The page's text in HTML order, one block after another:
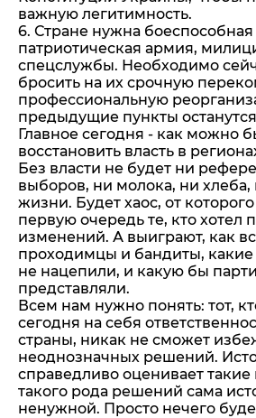
важную легитимность.
6. Стране нужна боеспособная
патриотическая армия,
спецслужбы. Необходимо
бросить на их срочную
профессиональную
предыдущие пункты
Главное сегодня - как можно
восстановить власть в
Без власти не будет ни
выборов, ни молока, ни
жизни. Будет хаос, от
первую очередь те, кто хотел
изменений. А выиграют, как
проходимцы и бандиты,
не нацепили, и какую бы
представляли.
Всем нам нужно понять: тот,
сегодня на себя
страны, никак не сможет
неоднозначных решений.
справедливо оценивает
такого рода решений сама
ненужной. Просто нечего